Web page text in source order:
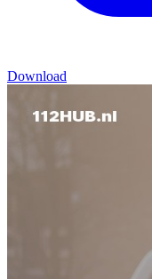
Download